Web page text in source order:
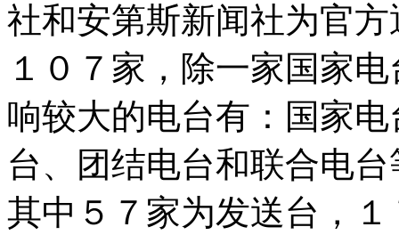
社和安第斯新闻社为官
１０７家，除一家国家
响较大的电台有：国家
台、团结电台和联合电
其中５７家为发送台，